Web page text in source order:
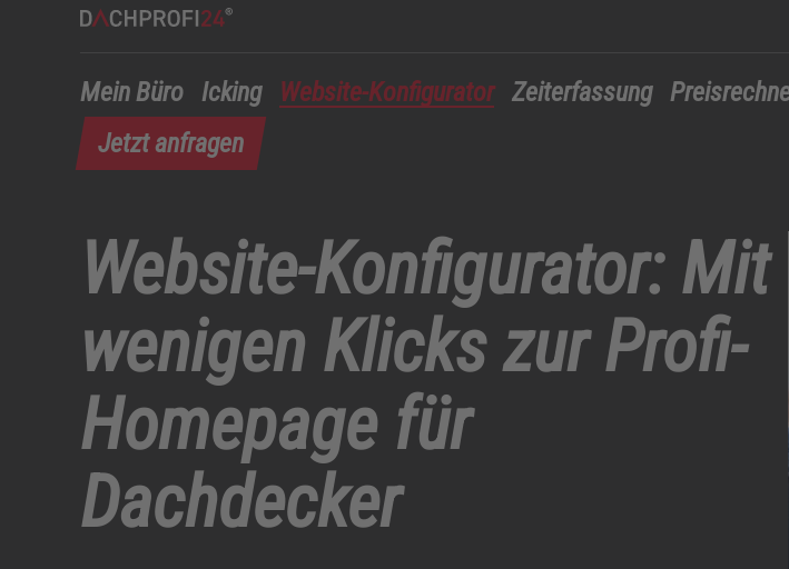
Mein Büro Icking Website-Konfigurator Zeiterfassung
Jetzt anfragen
Website-Konfigurator: Mit
wenigen Klicks zur Profi-
Homepage für
Dachdecker